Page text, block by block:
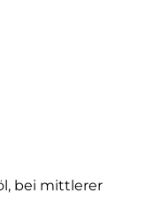
bei mittlerer